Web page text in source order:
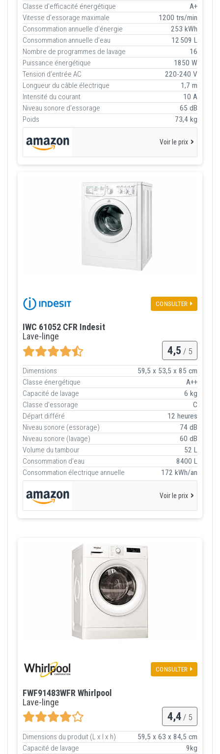
Classe d’efficacité énergétique
A+
Vitesse d’essorage maximale
1200 trs/min
Consommation annuelle d’énergie
253 kWh
Consommation annuelle d’eau
12 509 L
Nombre de programmes de lavage
16
Puissance énergétique
1850 W
Tension d’entrée AC
220-240 V
Longueur du câble électrique
1,7 m
Intensité du courant
10 A
Niveau sonore d’essorage
65 dB
Poids
73,4 kg
Voir le prix
CONSULTER
IWC 61052 CFR Indesit
Lave-linge
4,5 / 5
Dimensions
59,5 x 53,5 x 85 cm
Classe énergétique
A++
Capacité de lavage
6 kg
Classe d'essorage
C
Départ différé
12 heures
Niveau sonore (essorage)
74 dB
Niveau sonore (lavage)
60 dB
Volume du tambour
52 L
Consommation d’eau
8400 L
Consommation électrique annuelle
172 kWh/an
Voir le prix
CONSULTER
FWF91483WFR Whirlpool
Lave-linge
4,4 / 5
Dimensions du produit (L x l x h)
59,5 x 63 x 84,5 cm
Capacité de lavage
9kg